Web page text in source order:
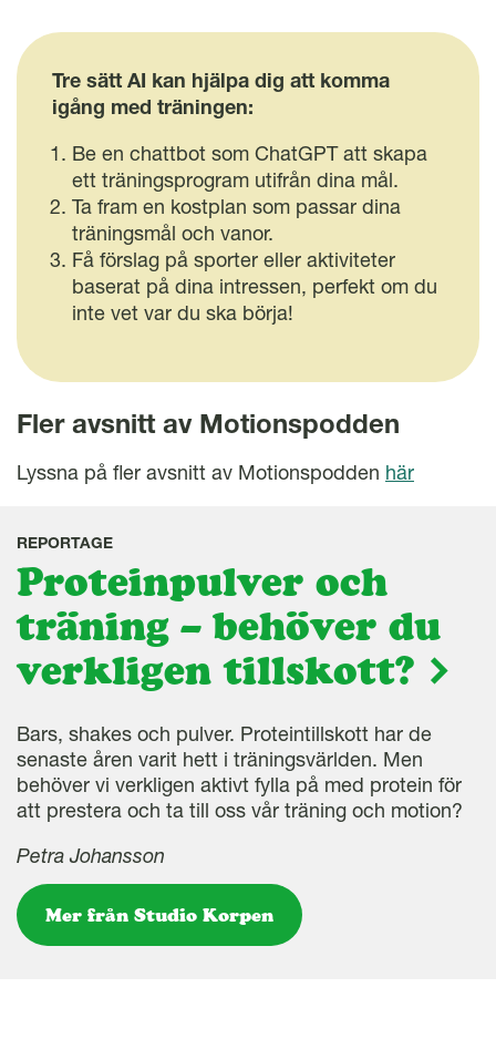
Tre sätt AI kan hjälpa dig att komma
igång med träningen:
Be en chattbot som ChatGPT att skapa
ett träningsprogram utifrån dina mål.
Ta fram en kostplan som passar dina
träningsmål och vanor.
Få förslag på sporter eller aktiviteter
baserat på dina intressen, perfekt om du
inte vet var du ska börja!
Fler avsnitt av Motionspodden
Lyssna på fler avsnitt av Motionspodden här
REPORTAGE
Proteinpulver och
träning – behöver du
verkligen tillskott?
Bars, shakes och pulver. Proteintillskott har de
senaste åren varit hett i träningsvärlden. Men
behöver vi verkligen aktivt fylla på med protein för
att prestera och ta till oss vår träning och motion?
Petra Johansson
Mer från Studio Korpen